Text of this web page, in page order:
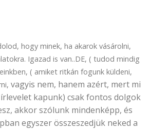
hogy minek, ha akarok vásárolni,
Igazad is van..DE, ( tudod mindig
( amiket ritkán fogunk küldeni,
vagyis nem, hanem azért, mert mi
kapunk) csak fontos dolgok
akkor szólunk mindenképp, és
egyszer összeszedjük neked a